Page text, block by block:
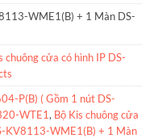
WME1(B) + 1 Màn DS-
chuông cửa có hình IP DS-
P(B) ( Gồm 1 nút DS-
WTE1, Bộ Kis chuông cửa
KV8113-WME1(B) + 1 Màn